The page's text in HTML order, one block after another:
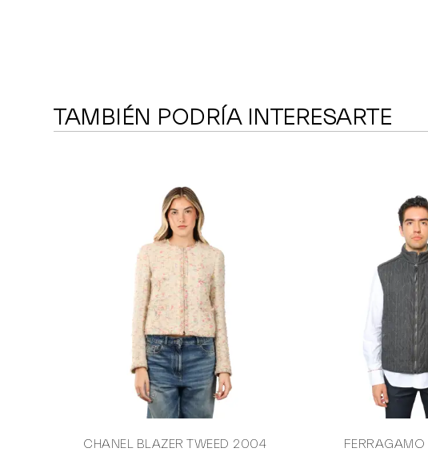
TAMBIÉN PODRÍA INTERESARTE
CHANEL BLAZER TWEED 2004